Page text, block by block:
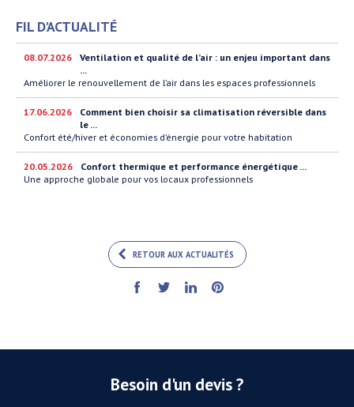
FIL D'ACTUALITÉ
08.07.2026
Ventilation et qualité de l’air : un enjeu important dans
...
Améliorer le renouvellement de l’air dans les espaces professionnels
17.06.2026
Comment bien choisir sa climatisation réversible dans
le ...
Confort été/hiver et économies d’énergie pour votre habitation
20.05.2026
Confort thermique et performance énergétique ...
Une approche globale pour vos locaux professionnels
RETOUR AUX ACTUALITÉS
Besoin d'un devis ?